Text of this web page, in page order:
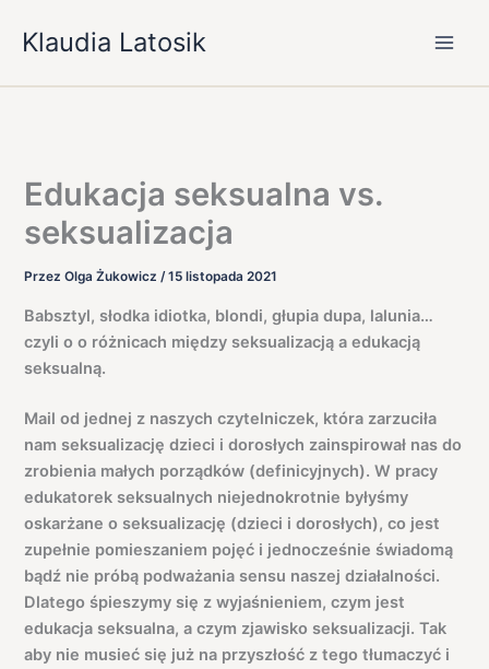
Klaudia Latosik
Edukacja seksualna vs.
seksualizacja
PrzezOlga Żukowicz/15 listopada 2021
Babsztyl, słodka idiotka, blondi, głupia dupa, lalunia…
czyli o o różnicach między seksualizacją a edukacją
seksualną.
Mail od jednej z naszych czytelniczek, która zarzuciła
nam seksualizację dzieci i dorosłych zainspirował nas do
zrobienia małych porządków (definicyjnych). W pracy
edukatorek seksualnych niejednokrotnie byłyśmy
oskarżane o seksualizację (dzieci i dorosłych), co jest
zupełnie pomieszaniem pojęć i jednocześnie świadomą
bądź nie próbą podważania sensu naszej działalności.
Dlatego śpieszymy się z wyjaśnieniem, czym jest
edukacja seksualna, a czym zjawisko seksualizacji. Tak
aby nie musieć się już na przyszłość z tego tłumaczyć i